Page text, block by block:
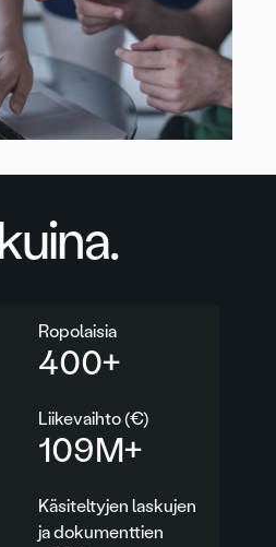
Ropolaisia
400+
Liikevaihto (€)
109M+
Käsiteltyjen laskujen
ja dokumenttien